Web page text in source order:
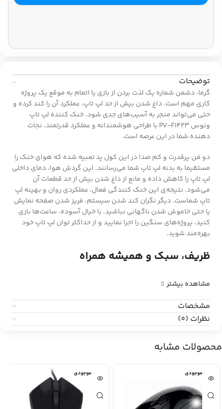
توضیحات
گرما، دشمن شماره یک لذت بردن از بازی یا اتمام به موقع یک پروژه
کاری مهم است. داغ شدن بیش از حد لپ تاپ، عملکرد آن را کند کرده و
حتی می‌تواند منجر به آسیب‌های جدی شود. خنک کننده لپ تاپ
ونوس PV-F1423 با طراحی هوشمندانه و عملکرد قدرتمند، نجات
دهنده شما در این عرصه است.
دو فن پرقدرت و کم صدا در این کول پد تعبیه شده که هوای خنک را
مستقیما به بدنه لپ تاپ شما می‌رسانند. این گردش هوا، دمای داخلی
لپ تاپ را کاهش داده و مانع از داغ شدن بیش از حد قطعات آن
می‌شود. نتیجه‌ی این خنک کنندگی فعال، عملکردی روان و بهینه لپ
تاپ شماست. دیگر نگران کند شدن سیستم، فریز شدن صفحه نمایش
یا حتی خاموش شدن ناگهانی نباشید. با خیال آسوده، ساعت‌ها بازی
کنید، پروژه‌های سنگین را اجرا نمایید و از حداکثر توان لپ تاپ خود
بهره‌مند شوید.
ظریف، سبک و همیشه همراه
مشاهده بیشتر
مشخصات
نظرات (0)
محصولات مشابه
اتمام موجودی اتمام موجودی